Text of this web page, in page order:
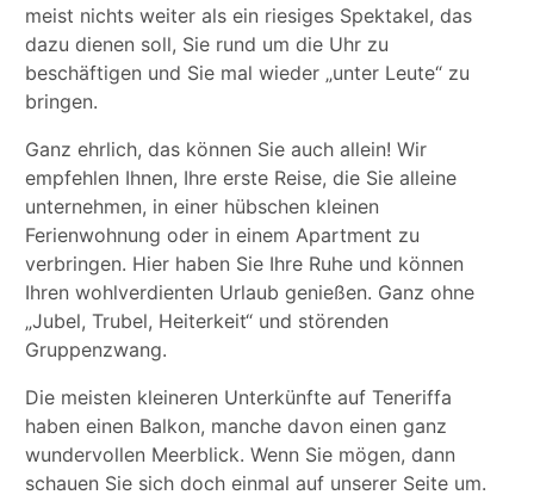
meist nichts weiter als ein riesiges Spektakel, das
dazu dienen soll, Sie rund um die Uhr zu
beschäftigen und Sie mal wieder „unter Leute“ zu
bringen.
Ganz ehrlich, das können Sie auch allein! Wir
empfehlen Ihnen, Ihre erste Reise, die Sie alleine
unternehmen, in einer hübschen kleinen
Ferienwohnung oder in einem Apartment zu
verbringen. Hier haben Sie Ihre Ruhe und können
Ihren wohlverdienten Urlaub genießen. Ganz ohne
„Jubel, Trubel, Heiterkeit“ und störenden
Gruppenzwang.
Die meisten kleineren Unterkünfte auf Teneriffa
haben einen Balkon, manche davon einen ganz
wundervollen Meerblick. Wenn Sie mögen, dann
schauen Sie sich doch einmal auf unserer Seite um.